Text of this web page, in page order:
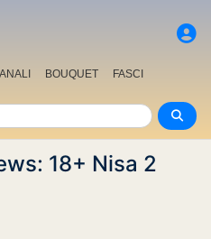
BOUQUET
FASCI
18+ Nisa 2